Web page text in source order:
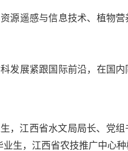
源遥感与信息技术、植物
发展紧跟国际前沿，在国
，江西省水文局局长、党组
生，江西省农技推广中心